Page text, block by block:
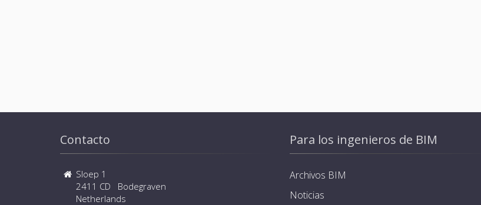
Contacto
Sloep 1
2411 CD Bodegraven
Netherlands
Para los ingenieros de BIM
Archivos BIM
Noticias